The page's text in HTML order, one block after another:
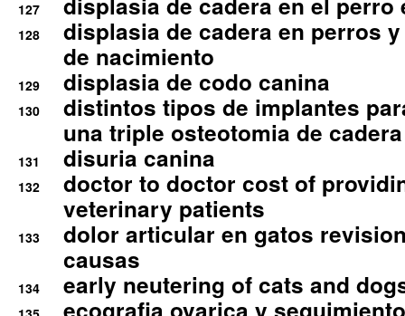
127
128
displasia de cadera en perros
de nacimiento
129 displasia de codo canina
130
distintos tipos de implantes
una triple osteotomia de cadera
131 disuria canina
132
doctor to doctor cost of
veterinary patients
133
dolor articular en gatos
causas
134 early neutering of cats and
ecografia ovarica y